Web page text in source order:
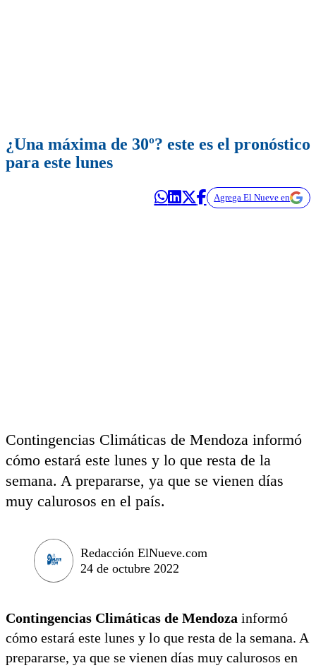
¿Una máxima de 30º? este es el pronóstico
para este lunes
Agrega El Nueve en
Contingencias Climáticas de Mendoza informó
cómo estará este lunes y lo que resta de la
semana. A prepararse, ya que se vienen días
muy calurosos en el país.
Redacción ElNueve.com
24 de octubre 2022
Contingencias Climáticas de Mendoza informó
cómo estará este lunes y lo que resta de la semana. A
prepararse, ya que se vienen días muy calurosos en